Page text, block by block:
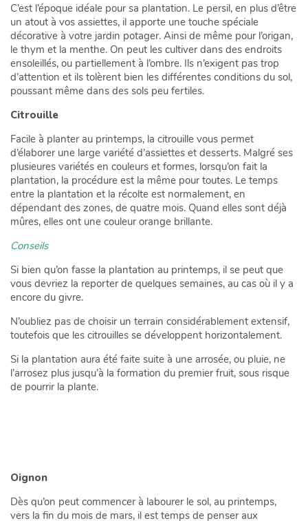
C’est l’époque idéale pour sa plantation. Le persil, en plus d’être
un atout à vos assiettes, il apporte une touche spéciale
décorative à votre jardin potager. Ainsi de même pour l’origan,
le thym et la menthe. On peut les cultiver dans des endroits
ensoleillés, ou partiellement à l’ombre. Ils n’exigent pas trop
d’attention et ils tolèrent bien les différentes conditions du sol,
poussant même dans des sols peu fertiles.
Citrouille
Facile à planter au printemps, la citrouille vous permet
d’élaborer une large variété d’assiettes et desserts. Malgré ses
plusieures variétés en couleurs et formes, lorsqu’on fait la
plantation, la procédure est la même pour toutes. Le temps
entre la plantation et la récolte est normalement, en
dépendant des zones, de quatre mois. Quand elles sont déjà
mûres, elles ont une couleur orange brillante.
Conseils
Si bien qu’on fasse la plantation au printemps, il se peut que
vous devriez la reporter de quelques semaines, au cas où il y a
encore du givre.
N’oubliez pas de choisir un terrain considérablement extensif,
toutefois que les citrouilles se développent horizontalement.
Si la plantation aura été faite suite à une arrosée, ou pluie, ne
l’arrosez plus jusqu’à la formation du premier fruit, sous risque
de pourrir la plante.
Oignon
Dès qu’on peut commencer à labourer le sol, au printemps,
vers la fin du mois de mars, il est temps de penser aux